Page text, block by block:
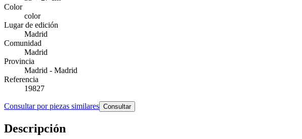
Color
color
Lugar de edición
Madrid
Comunidad
Madrid
Provincia
Madrid - Madrid
Referencia
19827
Consultar por piezas similares Consultar
Descripción